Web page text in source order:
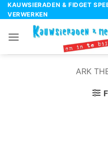
Ga
naar
KAUWSIERADEN & FIDGET
VERWERKEN
ARK